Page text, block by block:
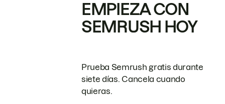
EMPIEZA CON
SEMRUSH HOY
Prueba Semrush gratis durante
siete días. Cancela cuando
quieras.